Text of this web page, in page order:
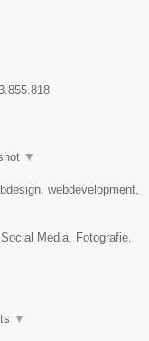
▼
webdevelopment,
Media, Fotografie,
▼